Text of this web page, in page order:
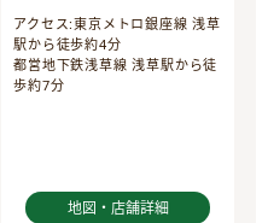
アクセス:東京メトロ銀座線 浅草
駅から徒歩約4分
都営地下鉄浅草線 浅草駅から徒
歩約7分
地図・店舗詳細